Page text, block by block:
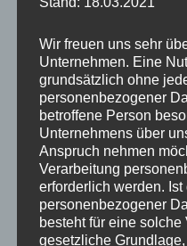
Aktuell hat uns der
Schnee dominieren
haben
Auf meiner Runde
mich die ersten Tiere
Wie immer blieb ich
eine Weile an, dann
Wir freuen uns sehr
Unternehmen. Eine
grundsätzlich ohne
personenbezogener
betroffene Person
Unternehmens über
Anspruch nehmen
Verarbeitung
erforderlich werden.
personenbezogener
besteht für eine
gesetzliche